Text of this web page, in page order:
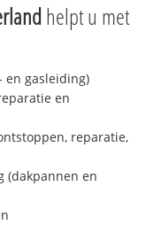
helpt u met
en gasleiding)
en
reparatie,
(dakpannen en